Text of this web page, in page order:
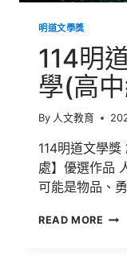
明道文學獎
114明
學(高
By 人文教育
114明道文學
處】優選作品
可能是物品、
READ MORE 114